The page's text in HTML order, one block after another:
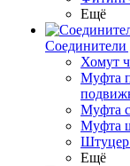
Ещё
Соединители
Хомут
Муфта
Муфта
Муфта
Штуцер
Ещё